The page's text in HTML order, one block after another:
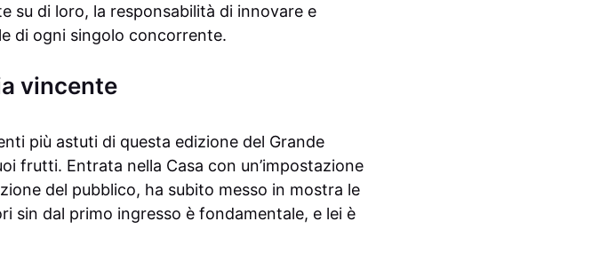
su di loro, la responsabilità di innovare e
di ogni singolo concorrente.
vincente
più astuti di questa edizione del Grande
frutti. Entrata nella Casa con un’impostazione
del pubblico, ha subito messo in mostra le
sin dal primo ingresso è fondamentale, e lei è